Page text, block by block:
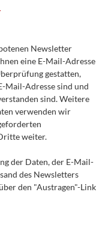
Newsletter
eine E-Mail-Adresse
gestatten,
Mail-Adresse sind und
sind. Weitere
verwenden wir
weiter.
der Daten, der E-Mail-
des Newsletters
den "Austragen"-Link